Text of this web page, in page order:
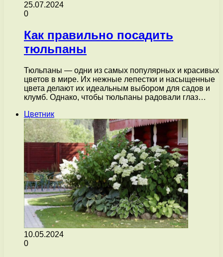
25.07.2024
0
Как правильно посадить
тюльпаны
Тюльпаны — одни из самых популярных и красивых
цветов в мире. Их нежные лепестки и насыщенные
цвета делают их идеальным выбором для садов и
клумб. Однако, чтобы тюльпаны радовали глаз…
Цветник
10.05.2024
0